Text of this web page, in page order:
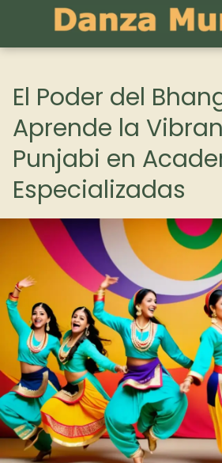
El Poder del
Aprende la
Punjabi en
Especializadas